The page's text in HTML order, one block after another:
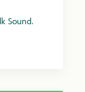
Sound.